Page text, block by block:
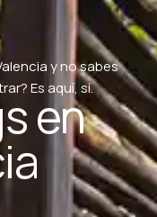
y no sabes
Es aquí, sí.
en